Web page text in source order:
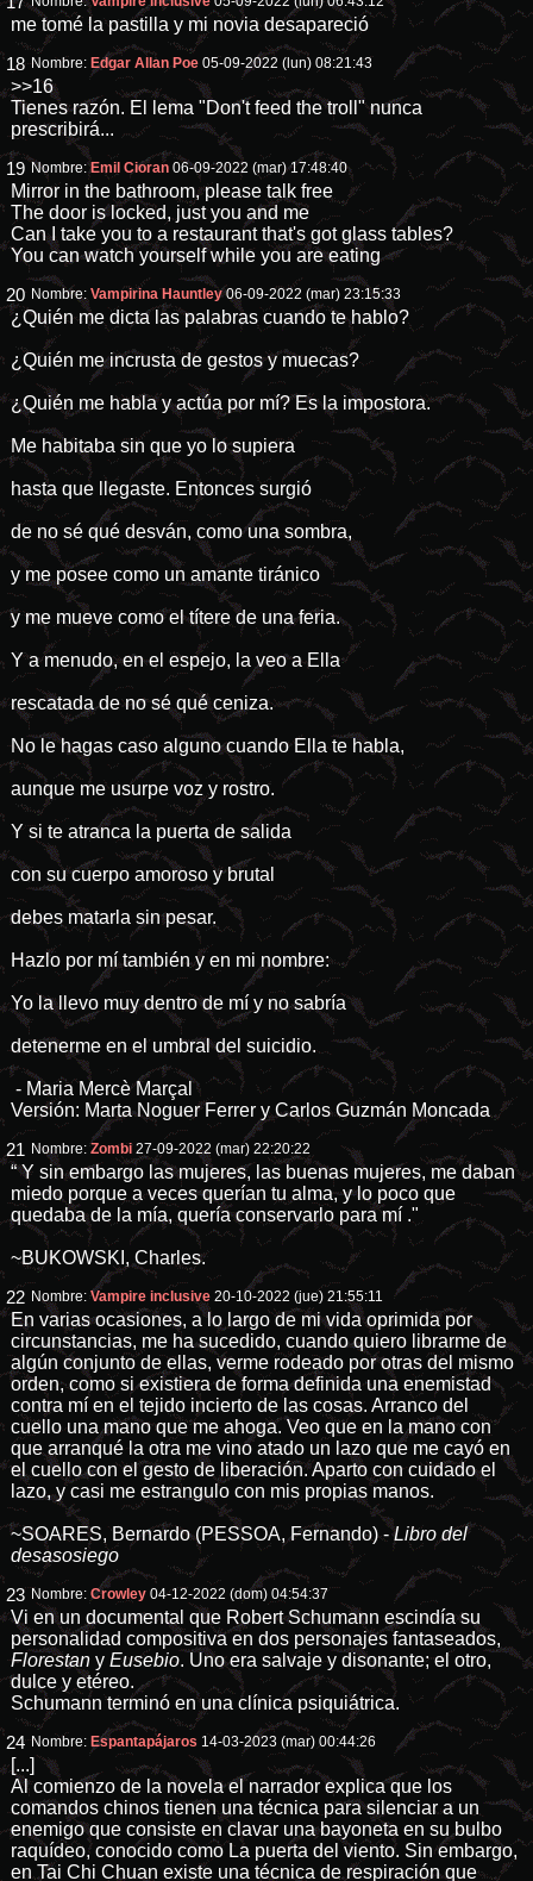
me tomé la pastilla y mi novia desapareció
18 Nombre: Edgar Allan Poe 05-09-2022 (lun) 08:21:43
>>16
Tienes razón. El lema "Don't feed the troll" nunca
prescribirá...
19 Nombre: Emil Cioran 06-09-2022 (mar) 17:48:40
Mirror in the bathroom, please talk free
The door is locked, just you and me
Can I take you to a restaurant that's got glass tables?
You can watch yourself while you are eating
20 Nombre:Vampirina Hauntley 06-09-2022 (mar) 23:15:33
¿Quién me dicta las palabras cuando te hablo?
¿Quién me incrusta de gestos y muecas?
¿Quién me habla y actúa por mí? Es la impostora.
Me habitaba sin que yo lo supiera
hasta que llegaste. Entonces surgió
de no sé qué desván, como una sombra,
y me posee como un amante tiránico
y me mueve como el títere de una feria.
Y a menudo, en el espejo, la veo a Ella
rescatada de no sé qué ceniza.
No le hagas caso alguno cuando Ella te habla,
aunque me usurpe voz y rostro.
Y si te atranca la puerta de salida
con su cuerpo amoroso y brutal
debes matarla sin pesar.
Hazlo por mí también y en mi nombre:
Yo la llevo muy dentro de mí y no sabría
detenerme en el umbral del suicidio.
- Maria Mercè Marçal
Versión: Marta Noguer Ferrer y Carlos Guzmán Moncada
21 Nombre:Zombi 27-09-2022 (mar) 22:20:22
“ Y sin embargo las mujeres, las buenas mujeres, me daban
miedo porque a veces querían tu alma, y lo poco que
quedaba de la mía, quería conservarlo para mí ."
~BUKOWSKI, Charles.
22 Nombre:Vampire inclusive 20-10-2022 (jue) 21:55:11
En varias ocasiones, a lo largo de mi vida oprimida por
circunstancias, me ha sucedido, cuando quiero librarme de
algún conjunto de ellas, verme rodeado por otras del mismo
orden, como si existiera de forma definida una enemistad
contra mí en el tejido incierto de las cosas. Arranco del
cuello una mano que me ahoga. Veo que en la mano con
que arranqué la otra me vino atado un lazo que me cayó en
el cuello con el gesto de liberación. Aparto con cuidado el
lazo, y casi me estrangulo con mis propias manos.
~SOARES, Bernardo (PESSOA, Fernando) -Libro del
desasosiego
23 Nombre:Crowley 04-12-2022 (dom) 04:54:37
Vi en un documental que Robert Schumann escindía su
personalidad compositiva en dos personajes fantaseados,
Florestan y Eusebio. Uno era salvaje y disonante; el otro,
dulce y etéreo.
Schumann terminó en una clínica psiquiátrica.
24 Nombre: Espantapájaros 14-03-2023 (mar) 00:44:26
[...]
Al comienzo de la novela el narrador explica que los
comandos chinos tienen una técnica para silenciar a un
enemigo que consiste en clavar una bayoneta en su bulbo
raquídeo, conocido como La puerta del viento. Sin embargo,
en Tai Chi Chuan existe una técnica de respiración que